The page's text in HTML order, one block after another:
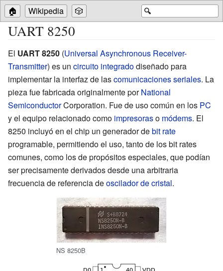
🔍
🏠 Wikipedia 🎲
UART 8250
El UART 8250 (Universal Asynchronous Receiver-
Transmitter) es un circuito integradodiseñado para
implementar la interfaz de lascomunicaciones seriales. La
pieza fue fabricada originalmente porNational
SemiconductorCorporation. Fue de uso común en los PC
y el equipo relacionado como impresoraso módems. El
8250 incluyó en el chip un generador debit rate
programable, permitiendo el uso, tanto de los bit rates
comunes, como los de propósitos especiales, que podían
ser precisamente derivados desde una arbitraria
frecuencia de referencia deoscilador de cristal.
NS 8250B